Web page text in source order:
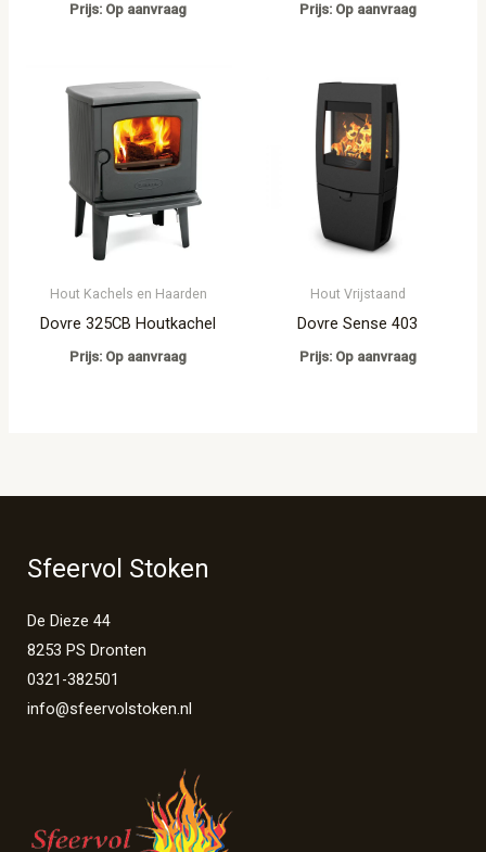
Prijs: Op aanvraag Prijs: Op aanvraag
Hout Kachels en Haarden
Dovre 325CB Houtkachel
Prijs: Op aanvraag
Hout Vrijstaand
Dovre Sense 403
Prijs: Op aanvraag
Sfeervol Stoken
De Dieze 44
8253 PS Dronten
0321-382501
info@sfeervolstoken.nl